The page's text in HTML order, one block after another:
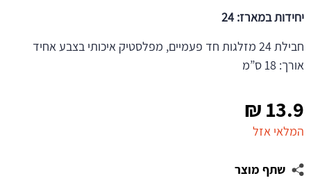
13.9
₪
המלאי אזל
שתף מוצר
יחידות במארז: 24
חבילת 24 מזלגות חד פעמיים, מפלסטיק איכותי בצבע אחיד
אורך: 18 ס”מ